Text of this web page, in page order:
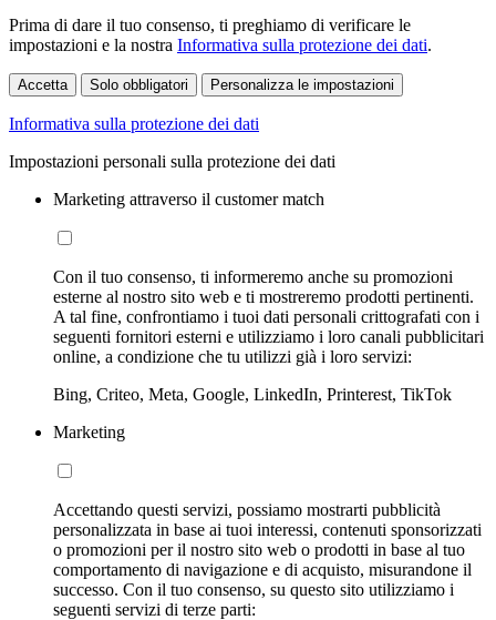
Prima di dare il tuo consenso, ti preghiamo di verificare le
impostazioni e la nostra Informativa sulla protezione dei dati.
Accetta Solo obbligatori Personalizza le impostazioni
Informativa sulla protezione dei dati
Impostazioni personali sulla protezione dei dati
Marketing attraverso il customer match
Con il tuo consenso, ti informeremo anche su promozioni
esterne al nostro sito web e ti mostreremo prodotti pertinenti.
A tal fine, confrontiamo i tuoi dati personali crittografati con i
seguenti fornitori esterni e utilizziamo i loro canali pubblicitari
online, a condizione che tu utilizzi già i loro servizi:
Bing, Criteo, Meta, Google, LinkedIn, Printerest, TikTok
Marketing
Accettando questi servizi, possiamo mostrarti pubblicità
personalizzata in base ai tuoi interessi, contenuti sponsorizzati
o promozioni per il nostro sito web o prodotti in base al tuo
comportamento di navigazione e di acquisto, misurandone il
successo. Con il tuo consenso, su questo sito utilizziamo i
seguenti servizi di terze parti: